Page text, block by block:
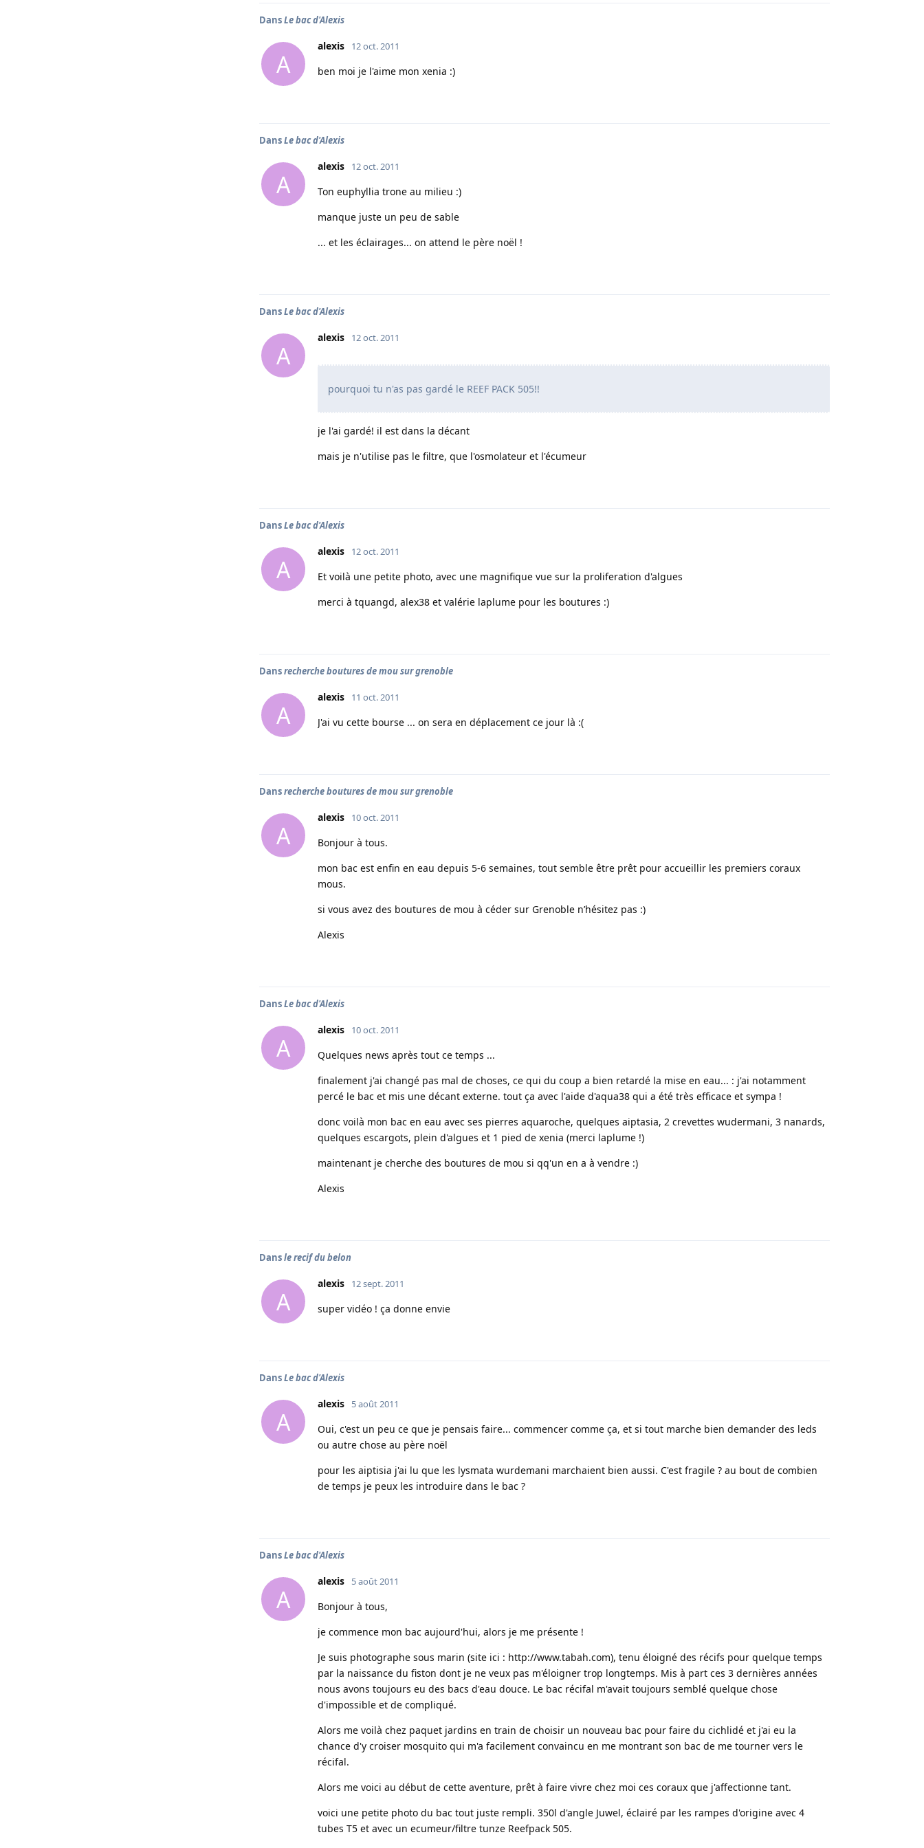
DansLe bac d'Alexis
A
alexis 12 oct. 2011
ben moi je l'aime mon xenia :)
DansLe bac d'Alexis
A
alexis 12 oct. 2011
Ton euphyllia trone au milieu :)
manque juste un peu de sable
... et les éclairages... on attend le père noël !
DansLe bac d'Alexis
A
alexis 12 oct. 2011
pourquoi tu n'as pas gardé le REEF PACK 505!!
je l'ai gardé! il est dans la décant
mais je n'utilise pas le filtre, que l'osmolateur et l'écumeur
DansLe bac d'Alexis
A
alexis 12 oct. 2011
Et voilà une petite photo, avec une magnifique vue sur la proliferation d'algues
merci à tquangd, alex38 et valérie laplume pour les boutures :)
Dansrecherche boutures de mou sur grenoble
A
alexis 11 oct. 2011
J'ai vu cette bourse ... on sera en déplacement ce jour là :(
Dansrecherche boutures de mou sur grenoble
A
alexis 10 oct. 2011
Bonjour à tous.
mon bac est enfin en eau depuis 5-6 semaines, tout semble être prêt pour accueillir les premiers coraux
mous.
si vous avez des boutures de mou à céder sur Grenoble n’hésitez pas :)
Alexis
DansLe bac d'Alexis
A
alexis 10 oct. 2011
Quelques news après tout ce temps ...
finalement j'ai changé pas mal de choses, ce qui du coup a bien retardé la mise en eau... : j'ai notamment
percé le bac et mis une décant externe. tout ça avec l'aide d'aqua38 qui a été très efficace et sympa !
donc voilà mon bac en eau avec ses pierres aquaroche, quelques aiptasia, 2 crevettes wudermani, 3 nanards,
quelques escargots, plein d'algues et 1 pied de xenia (merci laplume !)
maintenant je cherche des boutures de mou si qq'un en a à vendre :)
Alexis
Dansle recif du belon
A
alexis 12 sept. 2011
super vidéo ! ça donne envie
DansLe bac d'Alexis
A
alexis 5 août 2011
Oui, c'est un peu ce que je pensais faire... commencer comme ça, et si tout marche bien demander des leds
ou autre chose au père noël
pour les aiptisia j'ai lu que les lysmata wurdemani marchaient bien aussi. C'est fragile ? au bout de combien
de temps je peux les introduire dans le bac ?
DansLe bac d'Alexis
A
alexis 5 août 2011
Bonjour à tous,
je commence mon bac aujourd'hui, alors je me présente !
Je suis photographe sous marin (site ici : http://www.tabah.com), tenu éloigné des récifs pour quelque temps
par la naissance du fiston dont je ne veux pas m'éloigner trop longtemps. Mis à part ces 3 dernières années
nous avons toujours eu des bacs d'eau douce. Le bac récifal m'avait toujours semblé quelque chose
d'impossible et de compliqué.
Alors me voilà chez paquet jardins en train de choisir un nouveau bac pour faire du cichlidé et j'ai eu la
chance d'y croiser mosquito qui m'a facilement convaincu en me montrant son bac de me tourner vers le
récifal.
Alors me voici au début de cette aventure, prêt à faire vivre chez moi ces coraux que j'affectionne tant.
voici une petite photo du bac tout juste rempli. 350l d'angle Juwel, éclairé par les rampes d'origine avec 4
tubes T5 et avec un ecumeur/filtre tunze Reefpack 505.